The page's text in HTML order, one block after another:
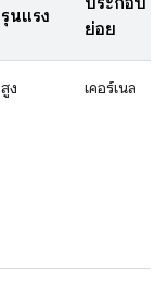
รุนแรง
ย่อย
สูง เคอร์เนล